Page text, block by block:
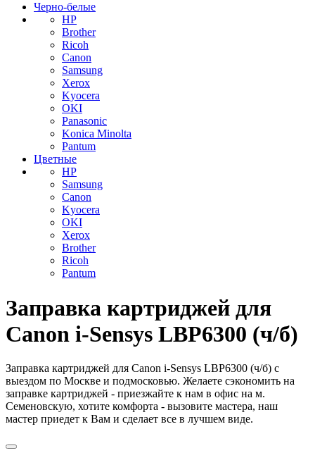
Черно-белые
HP
Brother
Ricoh
Canon
Samsung
Xerox
Kyocera
OKI
Panasonic
Konica Minolta
Pantum
Цветные
HP
Samsung
Canon
Kyocera
OKI
Xerox
Brother
Ricoh
Pantum
Заправка картриджей для
Canon i-Sensys LBP6300 (ч/б)
Заправка картриджей для Canon i-Sensys LBP6300 (ч/б) с
выездом по Москве и подмосковью. Желаете сэкономить на
заправке картриджей - приезжайте к нам в офис на м.
Семеновскую, хотите комфорта - вызовите мастера, наш
мастер приедет к Вам и сделает все в лучшем виде.